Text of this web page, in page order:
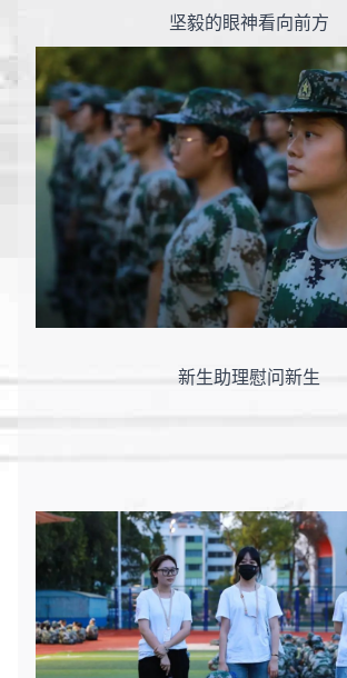
坚毅的眼神看向前方
新生助理慰问新生